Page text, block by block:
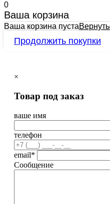
0
Ваша корзина
Ваша корзина пуста
Продолжить покупки
×
Товар под заказ
ваше имя
телефон
email*
Сообщение